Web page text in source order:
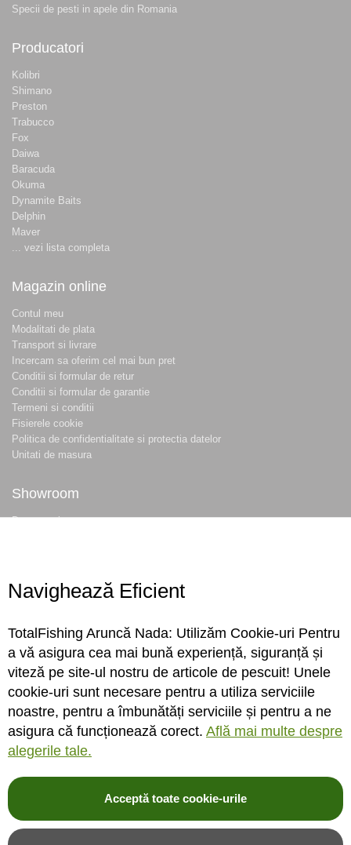
Specii de pesti in apele din Romania
Producatori
Kolibri
Shimano
Preston
Trabucco
Fox
Daiwa
Baracuda
Okuma
Dynamite Baits
Delphin
Maver
... vezi lista completa
Magazin online
Contul meu
Modalitati de plata
Transport si livrare
Incercam sa oferim cel mai bun pret
Conditii si formular de retur
Conditii si formular de garantie
Termeni si conditii
Fisierele cookie
Politica de confidentialitate si protectia datelor
Unitati de masura
Showroom
Despre noi
Conecteaza-te
Sa ne cunoastem mai bine. Vino alaturi de noi pe reteaua ta preferata. Te
asteptam cu stiri, surprize, concursuri, premii ...
© 2004-2026 TotalFishing SRL. Toate drepturile rezervate. Citititermeni si
Navighează Eficient
TotalFishing Aruncă Nada: Utilizăm Cookie-uri Pentru
a vă asigura cea mai bună experiență, siguranță și
viteză pe site-ul nostru de articole de pescuit! Unele
cookie-uri sunt necesare pentru a utiliza serviciile
noastre, pentru a îmbunătăți serviciile și pentru a ne
asigura că funcționează corect. Află mai multe despre
alegerile tale.
Acceptă toate cookie-urile